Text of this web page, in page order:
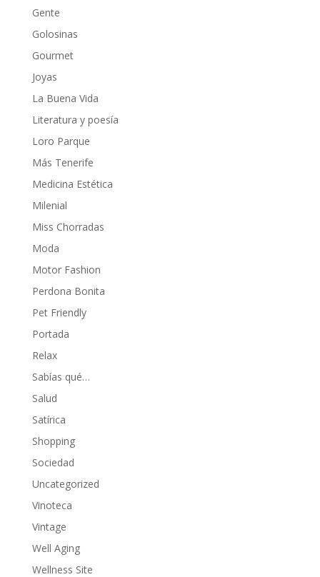
Gente
Golosinas
Gourmet
Joyas
La Buena Vida
Literatura y poesía
Loro Parque
Más Tenerife
Medicina Estética
Milenial
Miss Chorradas
Moda
Motor Fashion
Perdona Bonita
Pet Friendly
Portada
Relax
Sabías qué…
Salud
Satírica
Shopping
Sociedad
Uncategorized
Vinoteca
Vintage
Well Aging
Wellness Site